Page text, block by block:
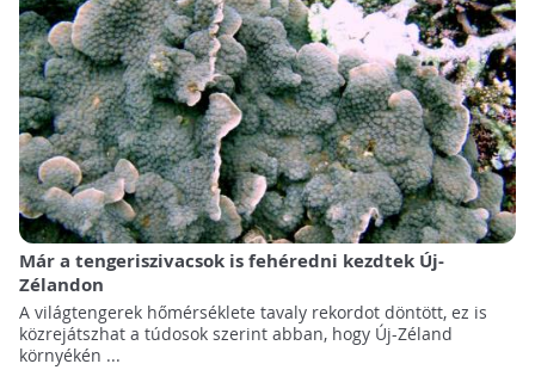
Már a tengeriszivacsok is fehéredni kezdtek Új-
Zélandon
A világtengerek hőmérséklete tavaly rekordot döntött, ez is
közrejátszhat a túdosok szerint abban, hogy Új-Zéland
környékén ...